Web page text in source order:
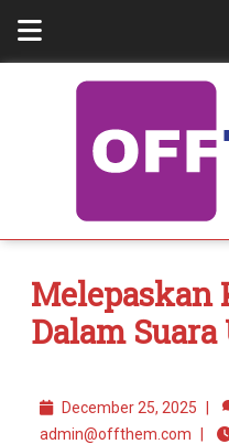
Melepaskan
Dalam
December 25, 2025
admin@offthem.com